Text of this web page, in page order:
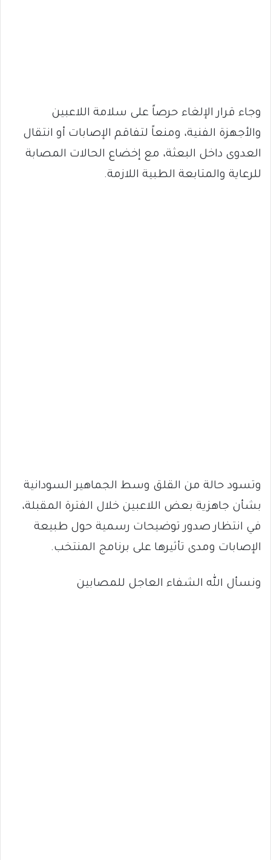
وجاء قرار الإلغاء حرصاً على سلامة اللاعبين
والأجهزة الفنية، ومنعاً لتفاقم الإصابات أو انتقال
العدوى داخل البعثة، مع إخضاع الحالات المصابة
للرعاية والمتابعة الطبية اللازمة.
وتسود حالة من القلق وسط الجماهير السودانية
بشأن جاهزية بعض اللاعبين خلال الفترة المقبلة،
في انتظار صدور توضيحات رسمية حول طبيعة
الإصابات ومدى تأثيرها على برنامج المنتخب.
ونسأل الله الشفاء العاجل للمصابين